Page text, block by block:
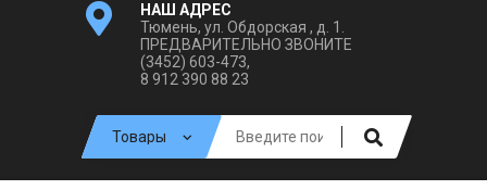
НАШ АДРЕС
Тюмень, ул. Обдорская , д. 1.
ПРЕДВАРИТЕЛЬНО ЗВОНИТЕ
(3452) 603-473,
8 912 390 88 23